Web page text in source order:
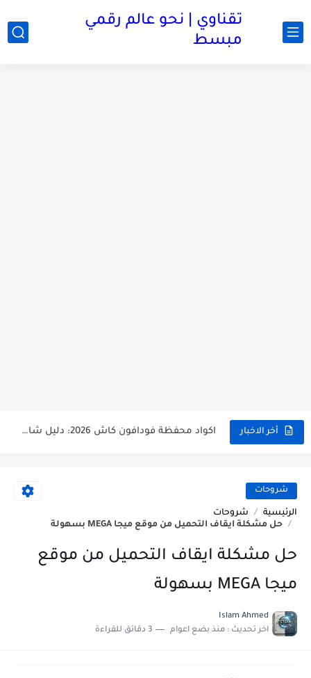
تقناوي | نحو عالم رقمي
مبسط
أخر الاخبار اكواد محفظة فودافون كاش 2026: دليل شامل من التفعيل حتى السحب من atm - تقناوي
تجربة شراء من موقع تيمو temu مصر - تقناوي شروحات
الرئيسية
شروحات
حل مشكلة ايقاف التحميل من موقع ميجا MEGA بسهولة
حل مشكلة ايقاف التحميل من موقع
ميجا MEGA بسهولة
Islam Ahmed
اخر تحديث : منذ بضع اعوام 3 دقائق للقراءة